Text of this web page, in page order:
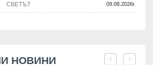
СВЕТЪТ 09.08.2026г.
НОВИНИ